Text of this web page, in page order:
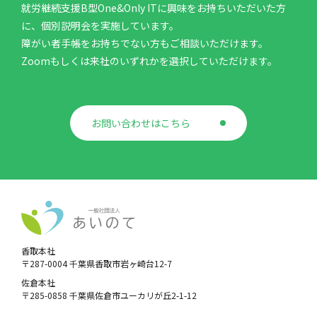
就労継続支援B型One&Only ITに興味をお持ちいただいた方
に、個別説明会を実施しています。
障がい者手帳をお持ちでない方もご相談いただけます。
Zoomもしくは来社のいずれかを選択していただけます。
お問い合わせはこちら
香取本社
〒287-0004 千葉県香取市岩ヶ崎台12-7
佐倉本社
〒285-0858 千葉県佐倉市ユーカリが丘2-1-12